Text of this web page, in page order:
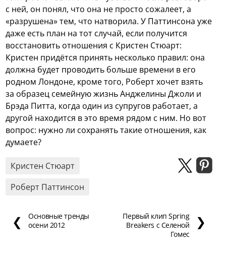
с ней, он понял, что она не просто сожалеет, а
«разрушена» тем, что натворила. У Паттинсона уже
даже есть план на тот случай, если получится
восстановить отношения с Кристен Стюарт:
Кристен придётся принять несколько правил: она
должна будет проводить больше времени в его
родном Лондоне, кроме того, Роберт хочет взять
за образец семейную жизнь Анджелины Джоли и
Брэда Питта, когда один из супругов работает, а
другой находится в это время рядом с ним. Но вот
вопрос: нужно ли сохранять такие отношения, как
думаете?
Кристен Стюарт
Роберт Паттинсон
❮
Основные тренды
осени 2012
Первый клип Spring
Breakers с Селеной
Гомес
❯